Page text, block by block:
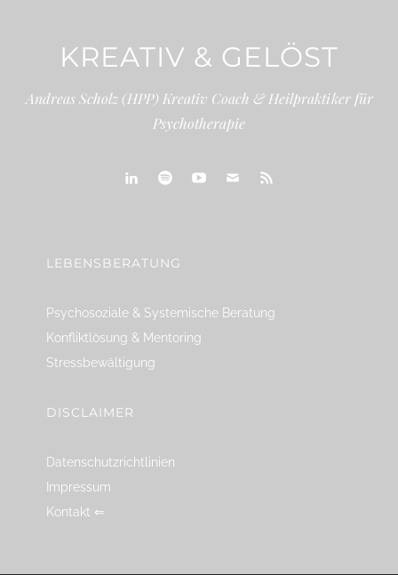
KREATIV & GELÖST
Andreas Scholz (HPP) Kreativ Coach & Heilpraktiker für
Psychotherapie
LEBENSBERATUNG
Psychosoziale & Systemische Beratung
Konfliktlösung & Mentoring
Stressbewältigung
DISCLAIMER
Datenschutzrichtlinien
Impressum
Kontakt ⇐